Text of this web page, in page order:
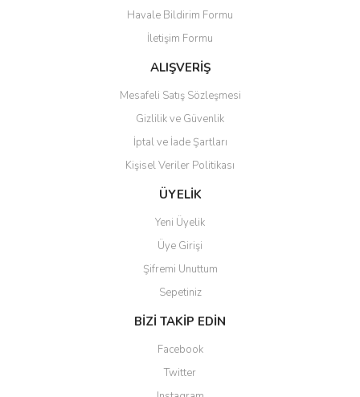
Havale Bildirim Formu
İletişim Formu
ALIŞVERİŞ
Mesafeli Satış Sözleşmesi
Gizlilik ve Güvenlik
İptal ve İade Şartları
Kişisel Veriler Politikası
ÜYELİK
Yeni Üyelik
Üye Girişi
Şifremi Unuttum
Sepetiniz
BİZİ TAKİP EDİN
Facebook
Twitter